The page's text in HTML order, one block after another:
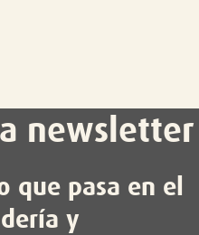
newsletter
que pasa en el
y